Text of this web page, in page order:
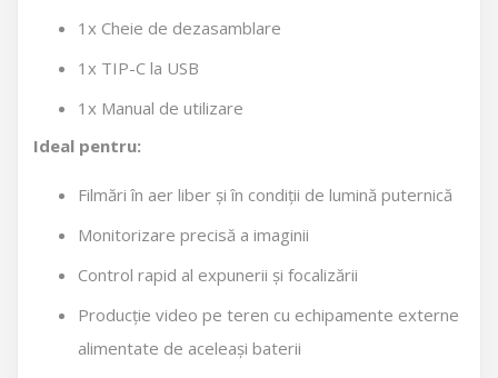
1x Cheie de dezasamblare
1x TIP-C la USB
1x Manual de utilizare
Ideal pentru:
Filmări în aer liber și în condiții de lumină puternică
Monitorizare precisă a imaginii
Control rapid al expunerii și focalizării
Producție video pe teren cu echipamente externe
alimentate de aceleași baterii